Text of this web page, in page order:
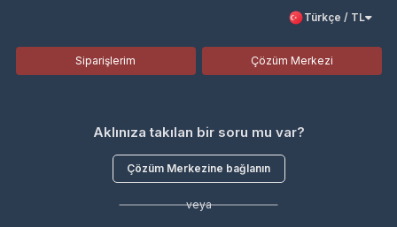
Türkçe / TL
Siparişlerim Çözüm Merkezi
Aklınıza takılan bir soru mu var?
Çözüm Merkezine bağlanın
veya